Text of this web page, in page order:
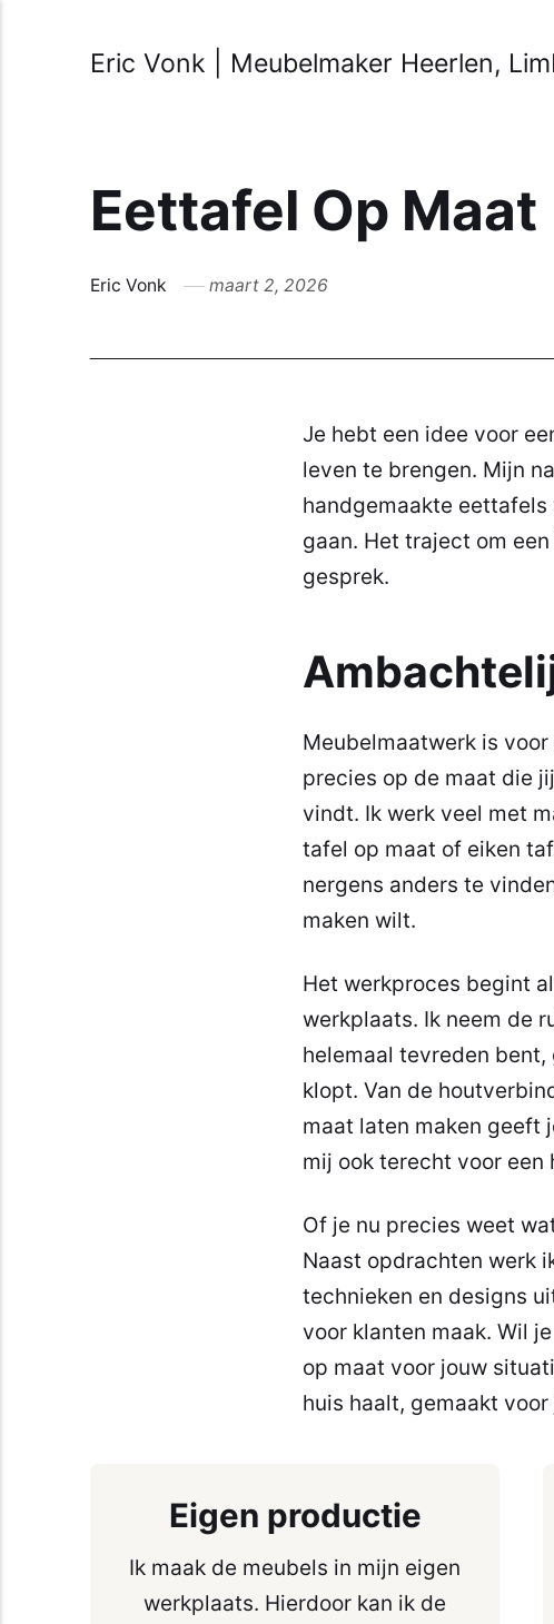
Eric Vonk | Meubelmaker Heerlen,
Eettafel Op Maat
Eric Vonk maart 2, 2026
Je hebt een idee voor
leven te brengen. Mijn
handgemaakte
gaan. Het traject om een
gesprek.
Meubelmaatwerk is
precies op de maat die
vindt. Ik werk veel met
tafel op maat of eiken
nergens anders te
maken wilt.
Het werkproces begint
werkplaats. Ik neem de
helemaal tevreden
klopt. Van de
maat laten maken geeft
mij ook terecht voor
Of je nu precies weet
Naast opdrachten werk
technieken en designs
voor klanten maak. Wil
op maat voor jouw
huis haalt, gemaakt
Eigen productie
Ik maak de meubels in mijn eigen
werkplaats. Hierdoor kan ik de